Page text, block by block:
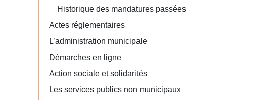
Historique des mandatures passées
Actes réglementaires
L’administration municipale
Démarches en ligne
Action sociale et solidarités
Les services publics non municipaux